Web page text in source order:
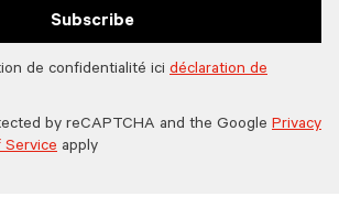
Subscribe
de confidentialité ici déclaration de
by reCAPTCHA and the Google Privacy
Service apply